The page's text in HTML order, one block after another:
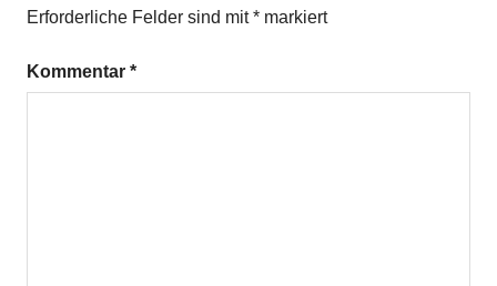
Erforderliche Felder sind mit* markiert
Kommentar *